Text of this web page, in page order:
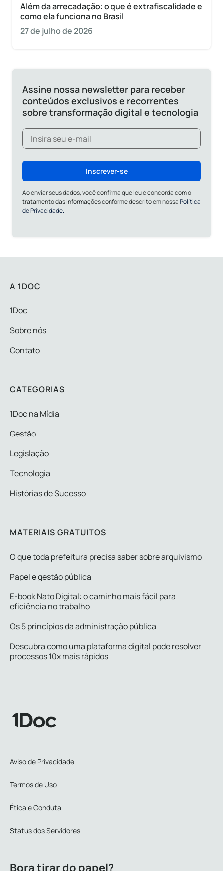
Além da arrecadação: o que é extrafiscalidade e
como ela funciona no Brasil
27 de julho de 2026
Assine nossa newsletter para receber
conteúdos exclusivos e recorrentes
sobre transformação digital e tecnologia
Inscrever-se
Ao enviar seus dados, você confirma que leu e concorda com o
tratamento das informações conforme descrito em nossaPolítica
de Privacidade.
A 1DOC
1Doc
Sobre nós
Contato
CATEGORIAS
1Doc na Mídia
Gestão
Legislação
Tecnologia
Histórias de Sucesso
MATERIAIS GRATUITOS
O que toda prefeitura precisa saber sobre arquivismo
Papel e gestão pública
E-book Nato Digital: o caminho mais fácil para
eficiência no trabalho
Os 5 princípios da administração pública
Descubra como uma plataforma digital pode resolver
processos 10x mais rápidos
Aviso de Privacidade
Termos de Uso
Ética e Conduta
Status dos Servidores
Bora tirar do papel?